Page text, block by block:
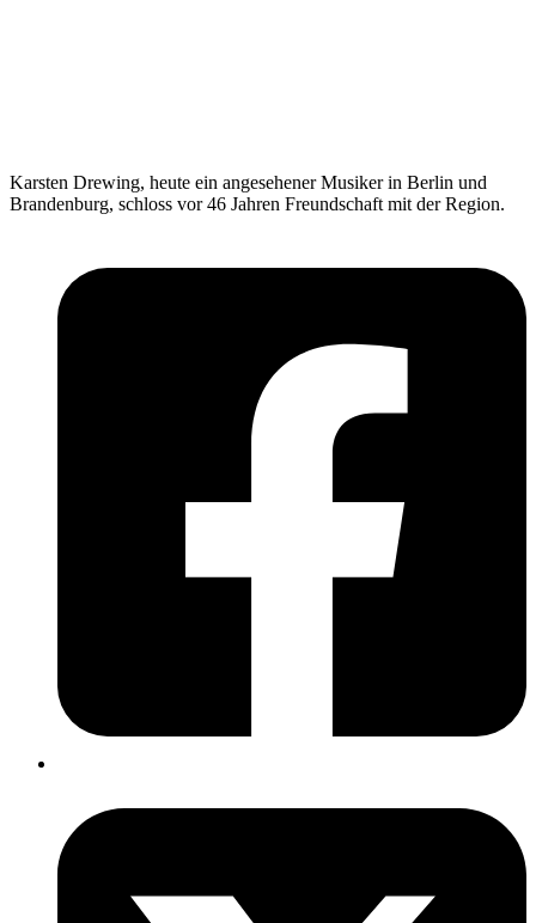
Karsten Drewing, heute ein angesehener Musiker in Berlin und
Brandenburg, schloss vor 46 Jahren Freundschaft mit der Region.